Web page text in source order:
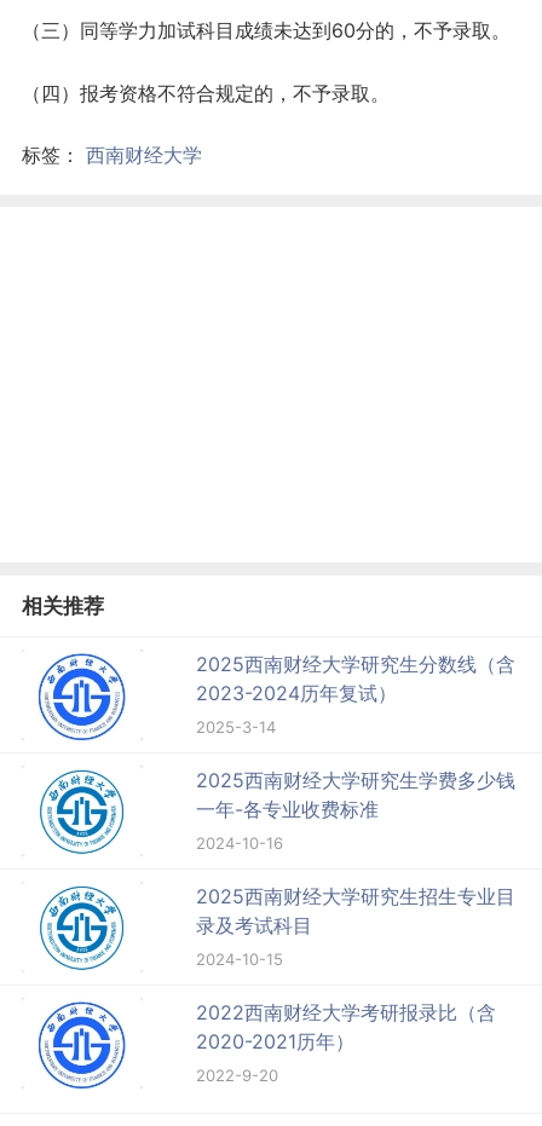
（三）同等学力加试科目成绩未达到60分的，不予录取。
（四）报考资格不符合规定的，不予录取。
标签： 西南财经大学
相关推荐
2025西南财经大学研究生分数线（含
2023-2024历年复试）
2025-3-14
2025西南财经大学研究生学费多少钱
一年-各专业收费标准
2024-10-16
2025西南财经大学研究生招生专业目
录及考试科目
2024-10-15
2022西南财经大学考研报录比（含
2020-2021历年）
2022-9-20